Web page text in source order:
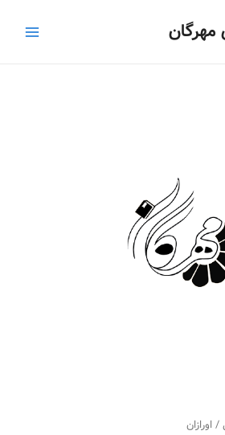
مهرگان
Menu
/ اورازان